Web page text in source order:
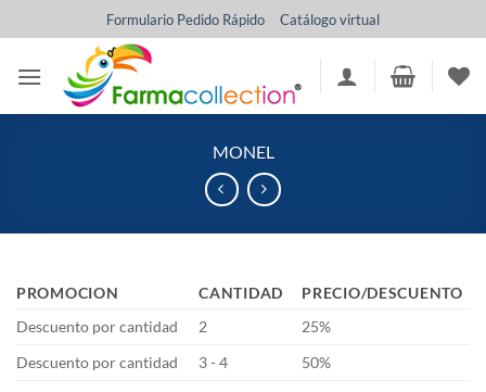
al
contenido
Formulario Pedido Rápido Catálogo virtual
MONEL
PROMOCION CANTIDAD
PRECIO/DESCUENTO
Descuento por cantidad
2
25%
Descuento por cantidad
3 - 4
50%